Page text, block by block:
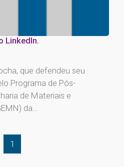
LinkedIn.
que defendeu seu
Programa de Pós-
de Materiais e
da…
1